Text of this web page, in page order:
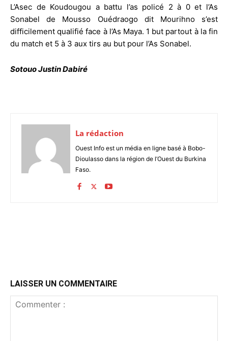
L’Asec de Koudougou a battu l’as policé 2 à 0 et l’As
Sonabel de Mousso Ouédraogo dit Mourihno s’est
difficilement qualifié face à l’As Maya. 1 but partout à la fin
du match et 5 à 3 aux tirs au but pour l’As Sonabel.
Sotouo Justin Dabiré
La rédaction
Ouest Info est un média en ligne basé à Bobo-
Dioulasso dans la région de l’Ouest du Burkina
Faso.
LAISSER UN COMMENTAIRE